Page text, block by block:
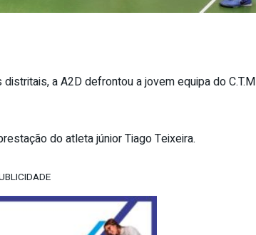
a A2D defrontou a jovem equipa do C.T.M
do atleta júnior Tiago Teixeira.